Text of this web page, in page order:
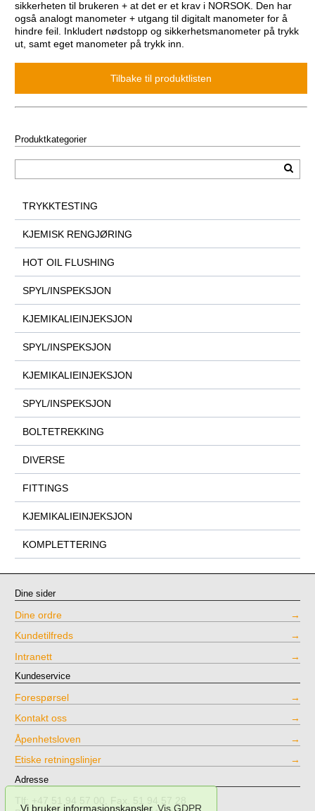
Vi bruker informasjonskapsler.Vis GDPR
sikkerheten til brukeren + at det er et krav i NORSOK. Den har
også analogt manometer + utgang til digitalt manometer for å
hindre feil.
Inkludert nødstopp og sikkerhetsmanometer på trykk
ut, samt eget manometer på trykk inn.
Produktkategorier
TRYKKTESTING
KJEMISK RENGJØRING
HOT OIL FLUSHING
SPYL/INSPEKSJON
KJEMIKALIEINJEKSJON
SPYL/INSPEKSJON
KJEMIKALIEINJEKSJON
SPYL/INSPEKSJON
BOLTETREKKING
DIVERSE
FITTINGS
KJEMIKALIEINJEKSJON
KOMPLETTERING
Dine sider
Dine ordre
Kundetilfreds
Intranett
Kundeservice
Forespørsel
Kontakt oss
Åpenhetsloven
Etiske retningslinjer
Adresse
Tlf: +47 51 94 57 00, Fax. 51 94 57 28